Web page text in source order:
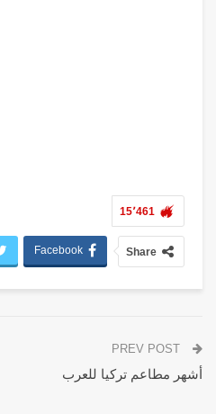
15٬461
Share
Facebook
أشهر مطاعم تركيا للعرب